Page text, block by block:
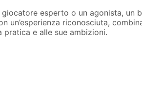
esperto o un agonista,
un’esperienza riconosciuta,
e alle sue ambizioni.